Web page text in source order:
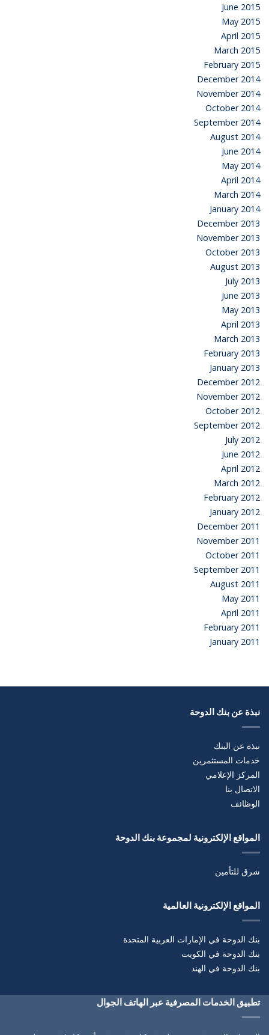
June 2015
May 2015
April 2015
March 2015
February 2015
December 2014
November 2014
October 2014
September 2014
August 2014
June 2014
May 2014
April 2014
March 2014
January 2014
December 2013
November 2013
October 2013
August 2013
July 2013
June 2013
May 2013
April 2013
March 2013
February 2013
January 2013
December 2012
November 2012
October 2012
September 2012
July 2012
June 2012
April 2012
March 2012
February 2012
January 2012
December 2011
November 2011
October 2011
September 2011
August 2011
May 2011
April 2011
February 2011
January 2011
نبذة عن بنك الدوحة
نبذة عن البنك
خدمات المستثمرين
المركز الإعلامي
الاتصال بنا
الوظائف
المواقع الإلكترونية لمجموعة بنك الدوحة
شرق للتأمين
المواقع الإلكترونية العالمية
بنك الدوحة في الإمارات العربية المتحدة
بنك الدوحة في الكويت
بنك الدوحة في الهند
تطبيق الخدمات المصرفية عبر الهاتف الجوال